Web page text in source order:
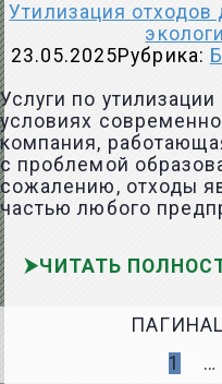
Утилизация
23.05.2025Рубрика:
Услуги по
условиях
компания,
с проблемой
сожалению, отходы
частью любого
ЧИТАТЬ
1
…